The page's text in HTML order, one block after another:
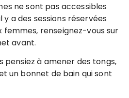
ne sont pas accessibles
y a des sessions réservées
femmes, renseignez-vous sur
avant.
pensiez à amener des tongs,
un bonnet de bain qui sont